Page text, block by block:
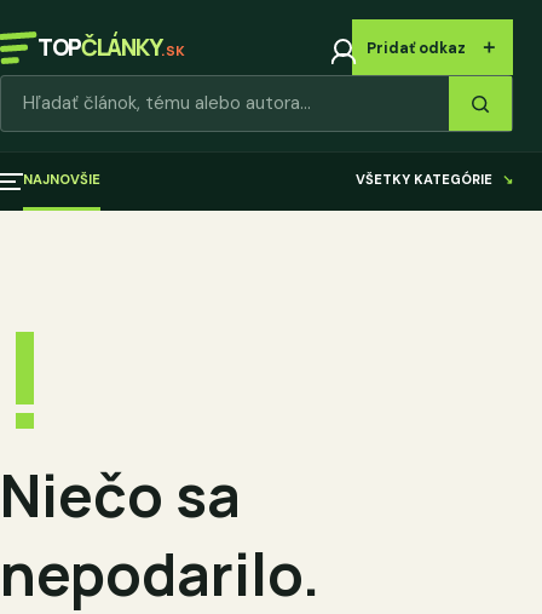
TOPČLÁNKY.SK Pridať odkaz ＋
NAJNOVŠIE VŠETKY KATEGÓRIE ↘
!
Niečo sa
nepodarilo.